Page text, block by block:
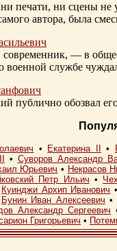
печати, ни сцены
автора, была
— в
службе
публично обозвал
• Екатерина II •
• Суворов Александр
Юрьевич • Некрасов
Петр Ильич •
Куинджи Архип Иванович
Бунин Иван Алексеевич •
Александр Сергеевич
Григорьевич •